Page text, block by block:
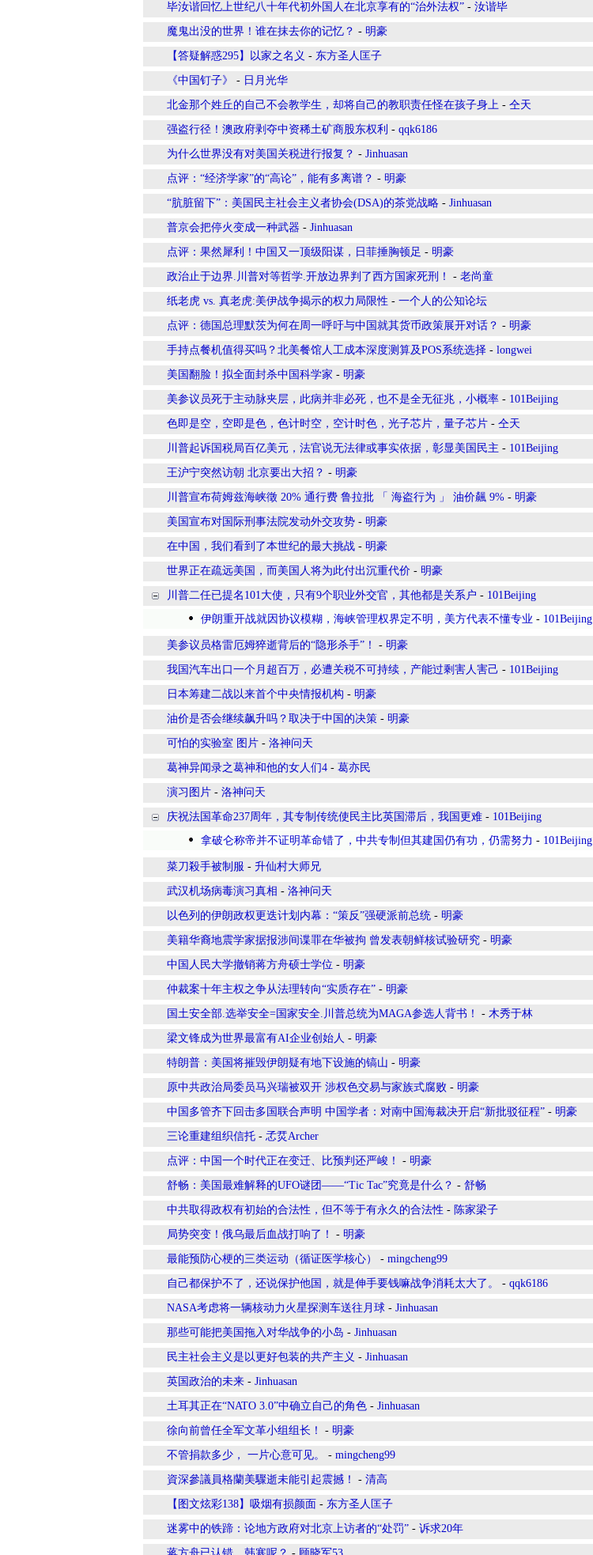
毕汝谐回忆上世纪八十年代初外国人在北京享有的“治外法权” - 汝谐毕
魔鬼出没的世界！谁在抹去你的记忆？ - 明豪
【答疑解惑295】以家之名义 - 东方圣人匡子
《中国钉子》 - 日月光华
北金那个姓丘的自己不会教学生，却将自己的教职责任怪在孩子身上 - 仝天
强盗行径！澳政府剥夺中资稀土矿商股东权利 - qqk6186
为什么世界没有对美国关税进行报复？ - Jinhuasan
点评：“经济学家”的“高论”，能有多离谱？ - 明豪
“肮脏留下”：美国民主社会主义者协会(DSA)的茶党战略 - Jinhuasan
普京会把停火变成一种武器 - Jinhuasan
点评：果然犀利！中国又一顶级阳谋，日菲捶胸顿足 - 明豪
政治止于边界.川普对等哲学.开放边界判了西方国家死刑！ - 老尚童
纸老虎 vs. 真老虎:美伊战争揭示的权力局限性 - 一个人的公知论坛
点评：德国总理默茨为何在周一呼吁与中国就其货币政策展开对话？ - 明豪
手持点餐机值得买吗？北美餐馆人工成本深度测算及POS系统选择 - longwei
美国翻脸！拟全面封杀中国科学家 - 明豪
美参议员死于主动脉夹层，此病并非必死，也不是全无征兆，小概率 - 101Beijing
色即是空，空即是色，色计时空，空计时色，光子芯片，量子芯片 - 仝天
川普起诉国税局百亿美元，法官说无法律或事实依据，彰显美国民主 - 101Beijing
王沪宁突然访朝 北京要出大招？ - 明豪
川普宣布荷姆兹海峡徵 20% 通行费 鲁拉批 「 海盗行为 」 油价飆 9% - 明豪
美国宣布对国际刑事法院发动外交攻势 - 明豪
在中国，我们看到了本世纪的最大挑战 - 明豪
世界正在疏远美国，而美国人将为此付出沉重代价 - 明豪
川普二任已提名101大使，只有9个职业外交官，其他都是关系户 - 101Beijing
伊朗重开战就因协议模糊，海峡管理权界定不明，美方代表不懂专业 - 101Beijing
美参议员格雷厄姆猝逝背后的“隐形杀手”！ - 明豪
我国汽车出口一个月超百万，必遭关税不可持续，产能过剩害人害己 - 101Beijing
日本筹建二战以来首个中央情报机构 - 明豪
油价是否会继续飙升吗？取决于中国的决策 - 明豪
可怕的实验室 图片 - 洛神问天
葛神异闻录之葛神和他的女人们4 - 葛亦民
演习图片 - 洛神问天
庆祝法国革命237周年，其专制传统使民主比英国滞后，我国更难 - 101Beijing
拿破仑称帝并不证明革命错了，中共专制但其建国仍有功，仍需努力 - 101Beijing
菜刀殺手被制服 - 升仙村大师兄
武汉机场病毒演习真相 - 洛神问天
以色列的伊朗政权更迭计划内幕：“策反”强硬派前总统 - 明豪
美籍华裔地震学家据报涉间谍罪在华被拘 曾发表朝鲜核试验研究 - 明豪
中国人民大学撤销蒋方舟硕士学位 - 明豪
仲裁案十年主权之争从法理转向“实质存在” - 明豪
国土安全部.选举安全=国家安全.川普总统为MAGA参选人背书！ - 木秀于林
梁文锋成为世界最富有AI企业创始人 - 明豪
特朗普：美国将摧毁伊朗疑有地下设施的镐山 - 明豪
原中共政治局委员马兴瑞被双开 涉权色交易与家族式腐败 - 明豪
中国多管齐下回击多国联合声明 中国学者：对南中国海裁决开启“新批驳征程” - 明豪
三论重建组织信托 - 孞烎Archer
点评：中国一个时代正在变迁、比预判还严峻！ - 明豪
舒畅：美国最难解释的UFO谜团——“Tic Tac”究竟是什么？ - 舒畅
中共取得政权有初始的合法性，但不等于有永久的合法性 - 陈家梁子
局势突变！俄乌最后血战打响了！ - 明豪
最能预防心梗的三类运动（循证医学核心） - mingcheng99
自己都保护不了，还说保护他国，就是伸手要钱嘛战争消耗太大了。 - qqk6186
NASA考虑将一辆核动力火星探测车送往月球 - Jinhuasan
那些可能把美国拖入对华战争的小岛 - Jinhuasan
民主社会主义是以更好包装的共产主义 - Jinhuasan
英国政治的未来 - Jinhuasan
土耳其正在“NATO 3.0”中确立自己的角色 - Jinhuasan
徐向前曾任全军文革小组组长！ - 明豪
不管捐款多少， 一片心意可见。 - mingcheng99
資深參議員格蘭美驟逝未能引起震撼！ - 清高
【图文炫彩138】吸烟有损颜面 - 东方圣人匡子
迷雾中的铁蹄：论地方政府对北京上访者的“处罚” - 诉求20年